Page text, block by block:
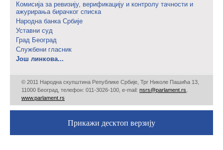
Комисија за ревизију, верификацију и контролу тачности и
ажурирања бирачког списка
Народна банка Србије
Уставни суд
Град Београд
Службени гласник
Још линкова...
© 2011 Народна скупштина Републике Србије, Трг Николе Пашића 13,
11000 Београд, телефон: 011-3026-100, е-mail: nsrs@parlament.rs
www.parlament.rs
Прикажи десктоп верзију